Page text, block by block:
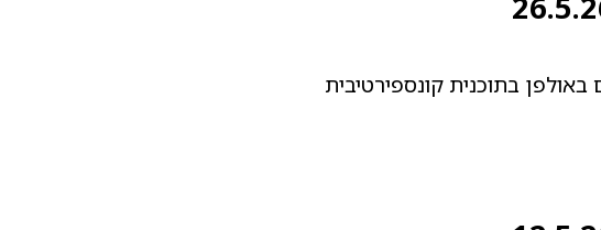
בתוכנית קונספירטיבית